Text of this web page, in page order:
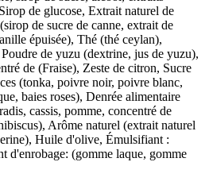
de glucose, Extrait naturel de
de sucre de canne, extrait de
épuisée), Thé (thé ceylan),
de yuzu (dextrine, jus de yuzu),
de (Fraise), Zeste de citron, Sucre
(tonka, poivre noir, poivre blanc,
baies roses), Denrée alimentaire
cassis, pomme, concentré de
Arôme naturel (extrait naturel
Huile d'olive, Émulsifiant :
d'enrobage: (gomme laque, gomme